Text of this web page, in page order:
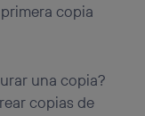
copia
una copia?
copias de